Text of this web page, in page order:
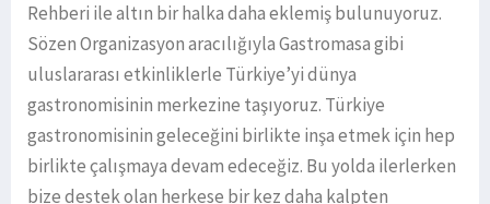
Rehberi ile altın bir halka daha eklemiş bulunuyoruz.
Sözen Organizasyon aracılığıyla Gastromasa gibi
uluslararası etkinliklerle Türkiye’yi dünya
gastronomisinin merkezine taşıyoruz. Türkiye
gastronomisinin geleceğini birlikte inşa etmek için hep
birlikte çalışmaya devam edeceğiz. Bu yolda ilerlerken
bize destek olan herkese bir kez daha kalpten